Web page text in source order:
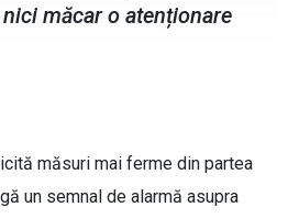
măcar o atenționare
măsuri mai ferme din partea
un semnal de alarmă asupra